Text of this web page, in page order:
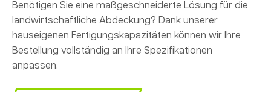
Benötigen Sie eine maßgeschneiderte Lösung für die
landwirtschaftliche Abdeckung? Dank unserer
hauseigenen Fertigungskapazitäten können wir Ihre
Bestellung vollständig an Ihre Spezifikationen
anpassen.